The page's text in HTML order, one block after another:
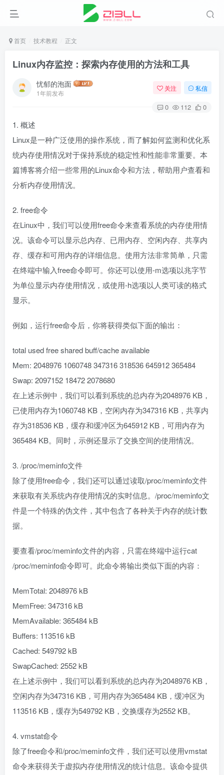
首页 技术教程 正文
Linux内存监控：探索内存使用的方法和工具
忧郁的泡面
1年前发布
关注 私信
0 112 0
1. 概述
Linux是一种广泛使用的操作系统，而了解如何监测和优化系
统内存使用情况对于保持系统的稳定性和性能非常重要。本
篇博客将介绍一些常用的Linux命令和方法，帮助用户查看和
分析内存使用情况。
2. free命令
在Linux中，我们可以使用free命令来查看系统的内存使用情
况。该命令可以显示总内存、已用内存、空闲内存、共享内
存、缓存和可用内存的详细信息。使用方法非常简单，只需
在终端中输入free命令即可。你还可以使用-m选项以兆字节
为单位显示内存使用情况，或使用-h选项以人类可读的格式
显示。
例如，运行free命令后，你将获得类似下面的输出：
total used free shared buff/cache available
Mem: 2048976 1060748 347316 318536 645912 365484
Swap: 2097152 18472 2078680
在上述示例中，我们可以看到系统的总内存为2048976 KB，
已使用内存为1060748 KB，空闲内存为347316 KB，共享内
存为318536 KB，缓存和缓冲区为645912 KB，可用内存为
365484 KB。同时，示例还显示了交换空间的使用情况。
3. /proc/meminfo文件
除了使用free命令，我们还可以通过读取/proc/meminfo文件
来获取有关系统内存使用情况的实时信息。/proc/meminfo文
件是一个特殊的伪文件，其中包含了各种关于内存的统计数
据。
要查看/proc/meminfo文件的内容，只需在终端中运行cat
/proc/meminfo命令即可。此命令将输出类似下面的内容：
MemTotal: 2048976 kB
MemFree: 347316 kB
MemAvailable: 365484 kB
Buffers: 113516 kB
Cached: 549792 kB
SwapCached: 2552 kB
在上述示例中，我们可以看到系统的总内存为2048976 KB，
空闲内存为347316 KB，可用内存为365484 KB，缓冲区为
113516 KB，缓存为549792 KB，交换缓存为2552 KB。
4. vmstat命令
除了free命令和/proc/meminfo文件，我们还可以使用vmstat
命令来获得关于虚拟内存使用情况的统计信息。该命令提供